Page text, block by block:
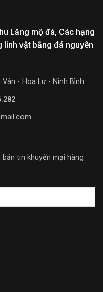
Lăng mộ đá, Các hạng
linh vật bằng đá nguyên
- Hoa Lư - Ninh Bình
tin khuyến mại hàng